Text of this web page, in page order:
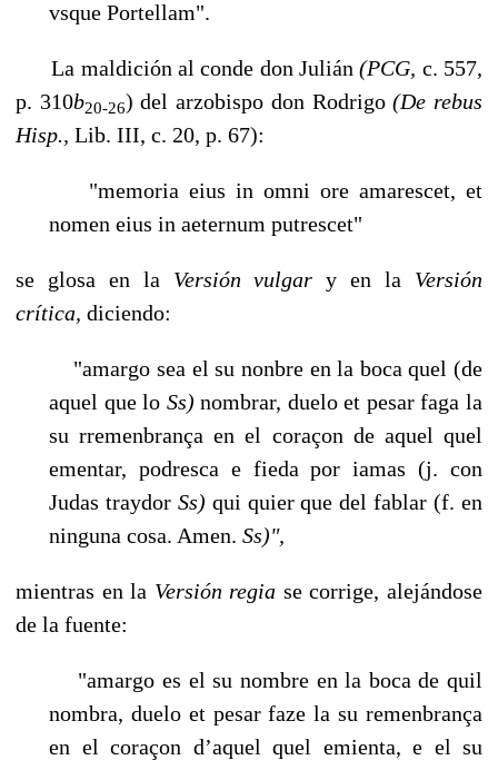
vsque Portellam".
La maldición al conde don Julián(PCG, c. 557,
p. 310b20-26) del arzobispo don Rodrigo(De rebus
Hisp., Lib. III, c. 20, p. 67):
"memoria eius in omni ore amarescet, et
nomen eius in aeternum putrescet"
se glosa en la Versión vulgary en la Versión
crítica, diciendo:
"amargo sea el su nonbre en la boca quel (de
aquel que lo Ss)nombrar, due­lo et pesar faga la
su rremenbrança en el coraçon de aquel quel
ementar, podresca e fieda por iamas (j. con
Judas traydor Ss) qui quier que del fablar (f. en
ninguna cosa. Amen. Ss)",
mientras en la Versión regia se corrige, alejándose
de la fuente:
"amargo es el su nombre en la boca de quil
nombra, duelo et pesar faze la su remenbrança
en el coraçon d’aquel quel emienta, e el su